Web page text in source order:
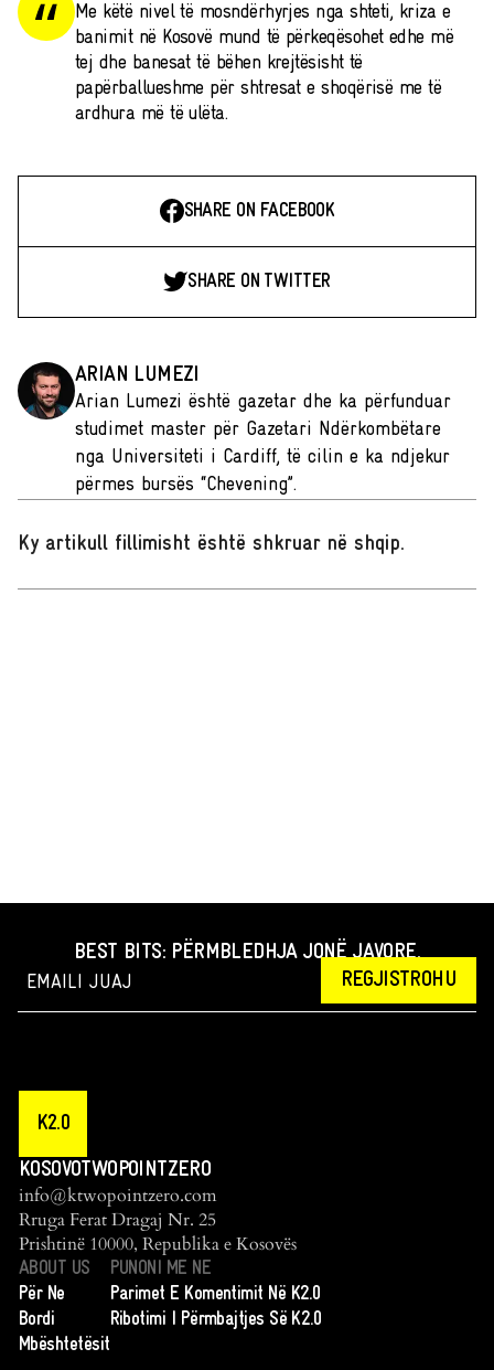
Me këtë nivel të mosndërhyrjes nga shteti, kriza e
banimit në Kosovë mund të përkeqësohet edhe më
tej dhe banesat të bëhen krejtësisht të
papërballueshme për shtresat e shoqërisë me të
ardhura më të ulëta.
SHARE ON FACEBOOK
SHARE ON TWITTER
ARIAN LUMEZI
Arian Lumezi është gazetar dhe ka përfunduar
studimet master për Gazetari Ndërkombëtare
nga Universiteti i Cardiff, të cilin e ka ndjekur
përmes bursës “Chevening”.
Ky artikull fillimisht është shkruar në shqip.
BEST BITS: PËRMBLEDHJA JONË JAVORE.
REGJISTROHU
K2.0
KOSOVOTWOPOINTZERO
info@ktwopointzero.com
Rruga Ferat Dragaj Nr. 25
Prishtinë 10000, Republika e Kosovës
ABOUT US
Për Ne
Bordi
Mbështetësit
PUNONI ME NE
Parimet E Komentimit Në K2.0
Ribotimi I Përmbajtjes Së K2.0